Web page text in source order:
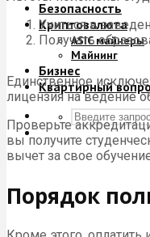
Безопасность
Криптовалюта
ASIC майнеры
Майнинг
Бизнес
Квартирный
Учиться в
Получать
Единственное
лицензия на ведение
Проверьте
вы получите
вычет за свое
Порядок